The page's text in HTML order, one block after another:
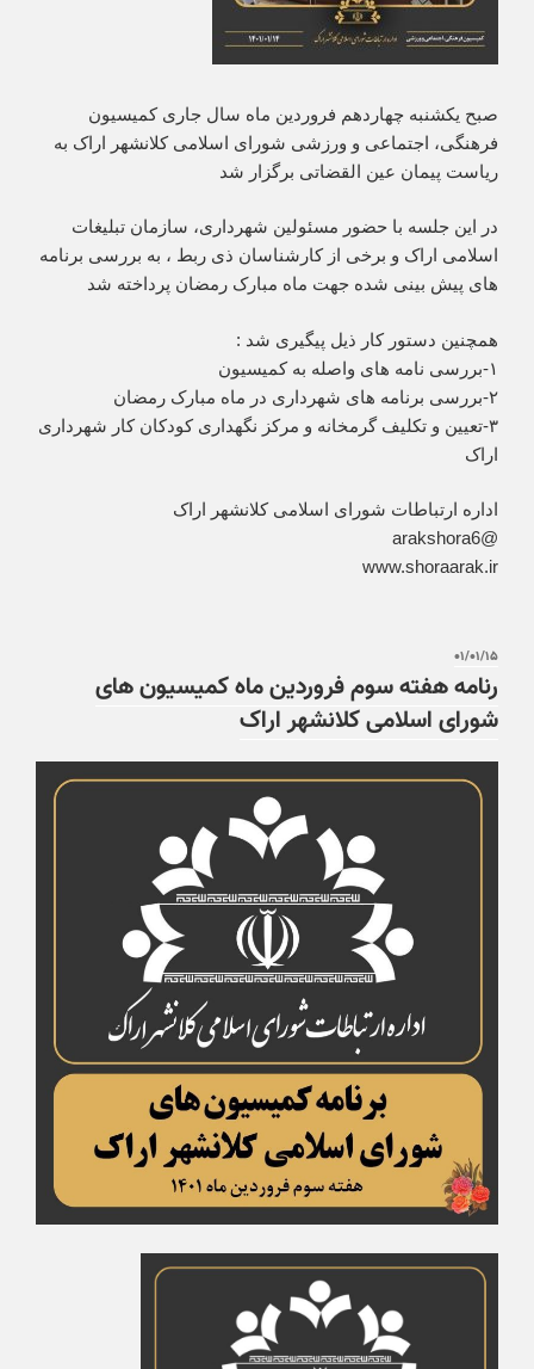
صبح یکشنبه چهاردهم فروردین ماه سال جاری کمیسیون
فرهنگی، اجتماعی و ورزشی شورای اسلامی کلانشهر اراک به
ریاست پیمان عین القضاتی برگزار شد
در این جلسه با حضور مسئولین شهرداری، سازمان تبلیغات
اسلامی اراک و برخی از کارشناسان ذی ربط ، به بررسی برنامه
های پیش بینی شده جهت ماه مبارک رمضان پرداخته شد
همچنین دستور کار ذیل پیگیری شد :
۱-بررسی نامه های واصله به کمیسیون
۲-بررسی برنامه های شهرداری در ماه مبارک رمضان
۳-تعیین و تکلیف گرمخانه و مرکز نگهداری کودکان کار شهرداری
اراک
اداره ارتباطات شورای اسلامی کلانشهر اراک
@arakshora6
www.shoraarak.ir
۰۱/۰۱/۱۵
رنامه هفته سوم فروردین ماه کمیسیون های
شورای اسلامی کلانشهر اراک